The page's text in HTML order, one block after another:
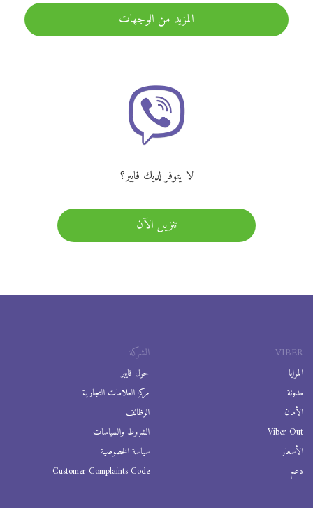
المزيد من الوجهات
لا يتوفر لديك فايبر؟
تنزيل الآن
VIBER
المزايا
مدونة
الأمان
Viber Out
الأسعار
دعم
الشركة
حول فايبر
مركز العلامات التجارية
الوظائف
الشروط والسياسات
سياسة الخصوصية
Customer Complaints Code